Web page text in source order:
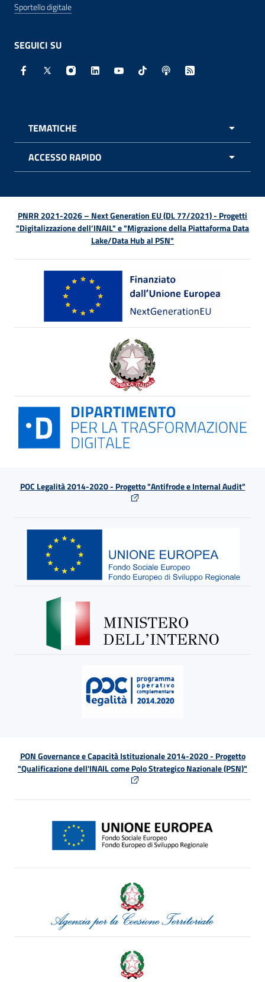
Sportello digitale
SEGUICI SU
Facebook - Sito esterno - Apertura in nuova finestra
X - Sito esterno - Apertura in nuova finestra
Instagram - Sito esterno - Apertura in
Linkedin - Sito esterno - Apertura in
Youtube - Sito esterno -
TikTok - Sito esterno -
Spreaker - Sito
Feed RSS -
TEMATICHE
ACCESSO RAPIDO
PNRR 2021-2026 – Next Generation EU (DL 77/2021) - Progetti
"Digitalizzazione dell’INAIL" e "Migrazione della Piattaforma Data
Lake/Data Hub al PSN"
POC Legalità 2014-2020 - Progetto "Antifrode e Internal Audit"
PON Governance e Capacità Istituzionale 2014-2020 - Progetto
"Qualificazione dell'INAIL come Polo Strategico Nazionale (PSN)"